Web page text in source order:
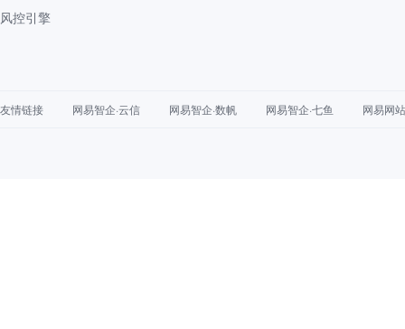
风控引擎
友情链接 网易智企·云信 网易智企·数帆 网易智企·七鱼 网易网